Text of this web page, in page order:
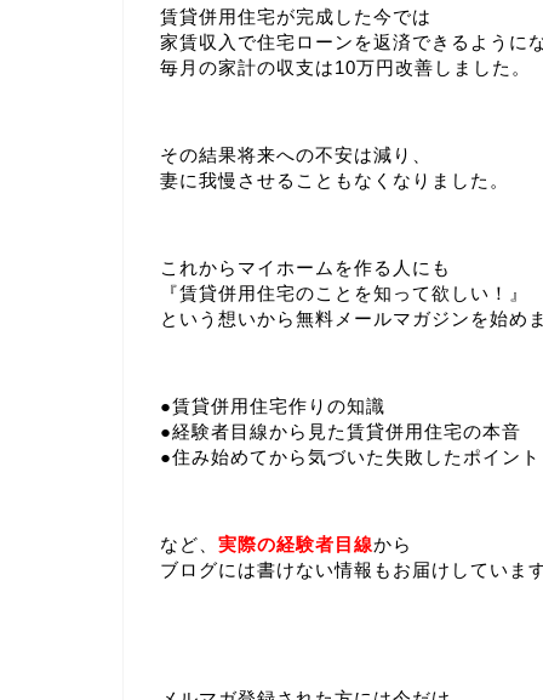
賃貸併用住宅が完成した今では
家賃収入で住宅ローンを返済できるようにな
毎月の家計の収支は10万円改善しました。
その結果将来への不安は減り、
妻に我慢させることもなくなりました。
これからマイホームを作る人にも
『賃貸併用住宅のことを知って欲しい！』
という想いから無料メールマガジンを始め
●賃貸併用住宅作りの知識
●経験者目線から見た賃貸併用住宅の本音
●住み始めてから気づいた失敗したポイント
など、 実際の経験者目線から
ブログには書けない情報もお届けしています